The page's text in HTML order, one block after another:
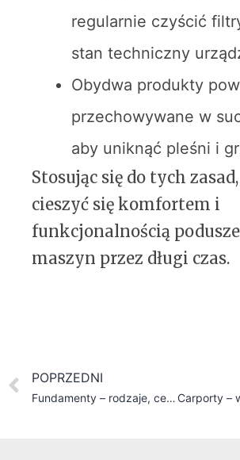
regularnie czyścić
stan techniczny
Obydwa produkty
przechowywane w
aby uniknąć pleśni i
Stosując się do tych
cieszyć się komfortem i
funkcjonalnością
maszyn przez długi czas.
POPRZEDNI
Fundamenty – rodzaje, ceny i parametry techniczne